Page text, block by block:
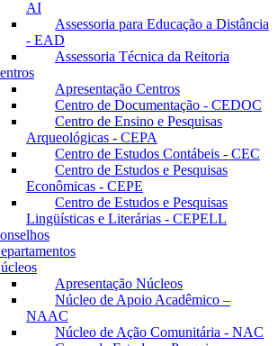
AI
Assessoria para Educação a Distância
- EAD
Assessoria Técnica da Reitoria
Apresentação Centros
Centro de Documentação - CEDOC
Centro de Ensino e Pesquisas
Arqueológicas - CEPA
Centro de Estudos Contábeis - CEC
Centro de Estudos e Pesquisas
Econômicas - CEPE
Centro de Estudos e Pesquisas
Lingüísticas e Literárias - CEPELL
Apresentação Núcleos
Núcleo de Apoio Acadêmico –
NAAC
Núcleo de Ação Comunitária - NAC